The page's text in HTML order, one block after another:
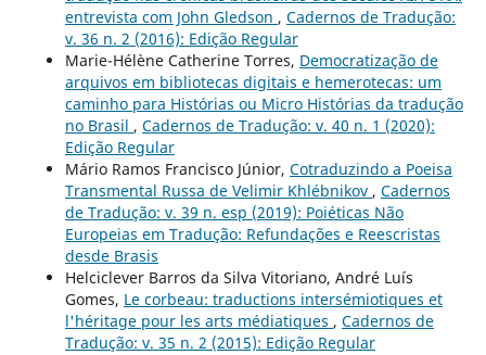
entrevista com John Gledson , Cadernos de Tradução:
v. 36 n. 2 (2016): Edição Regular
Marie-Hélène Catherine Torres, Democratização de
arquivos em bibliotecas digitais e hemerotecas: um
caminho para Histórias ou Micro Histórias da tradução
no Brasil , Cadernos de Tradução: v. 40 n. 1 (2020):
Edição Regular
Mário Ramos Francisco Júnior, Cotraduzindo a Poeisa
Transmental Russa de Velimir Khlébnikov , Cadernos
de Tradução: v. 39 n. esp (2019): Poiéticas Não
Europeias em Tradução: Refundações e Reescristas
desde Brasis
Helciclever Barros da Silva Vitoriano, André Luís
Gomes, Le corbeau: traductions intersémiotiques et
l'héritage pour les arts médiatiques , Cadernos de
Tradução: v. 35 n. 2 (2015): Edição Regular